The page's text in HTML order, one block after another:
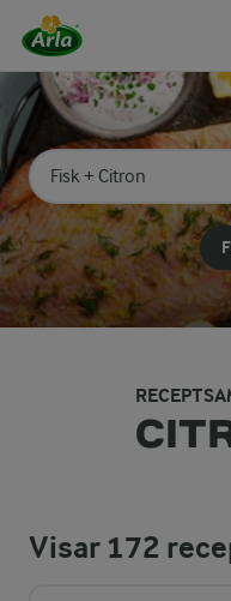
Sök på kategori eller
Skriv in sökord för att få
Visar172